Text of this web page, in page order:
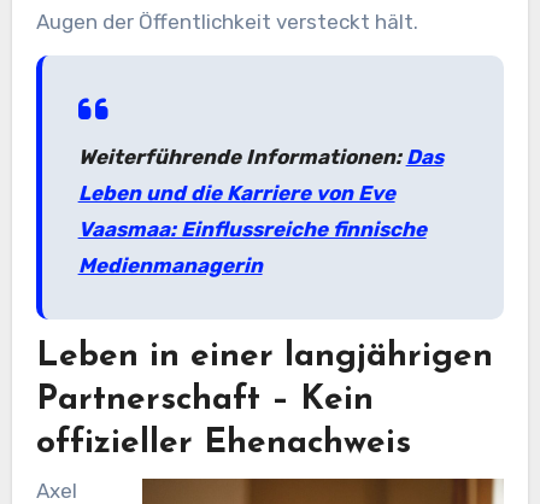
Augen der Öffentlichkeit versteckt hält.
Weiterführende Informationen: Das
Leben und die Karriere von Eve
Vaasmaa: Einflussreiche finnische
Medienmanagerin
Leben in einer langjährigen
Partnerschaft – Kein
offizieller Ehenachweis
Axel